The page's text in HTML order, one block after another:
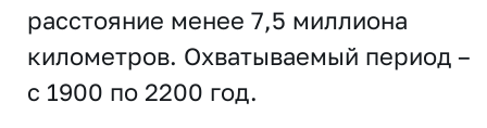
расстояние менее 7,5 миллиона
километров. Охватываемый период –
с 1900 по 2200 год.